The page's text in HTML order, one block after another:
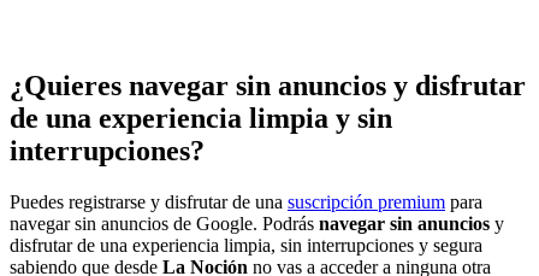
¿Quieres navegar sin anuncios y disfrutar
de una experiencia limpia y sin
interrupciones?
Puedes registrarse y disfrutar de una suscripción premium para
navegar sin anuncios de Google. Podrás navegar sin anuncios y
disfrutar de una experiencia limpia, sin interrupciones y segura
sabiendo que desde La Noción no vas a acceder a ninguna otra